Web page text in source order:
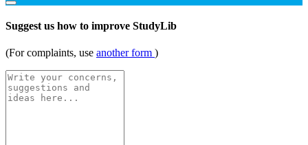
Suggest us how to improve StudyLib
(For complaints, use another form )